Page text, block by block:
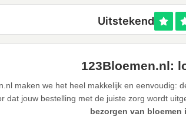
123Bloemen.nl:
maken we het heel makkelijk en eenvoudig:
dat jouw bestelling met de juiste zorg wordt
bezorgen van bloemen